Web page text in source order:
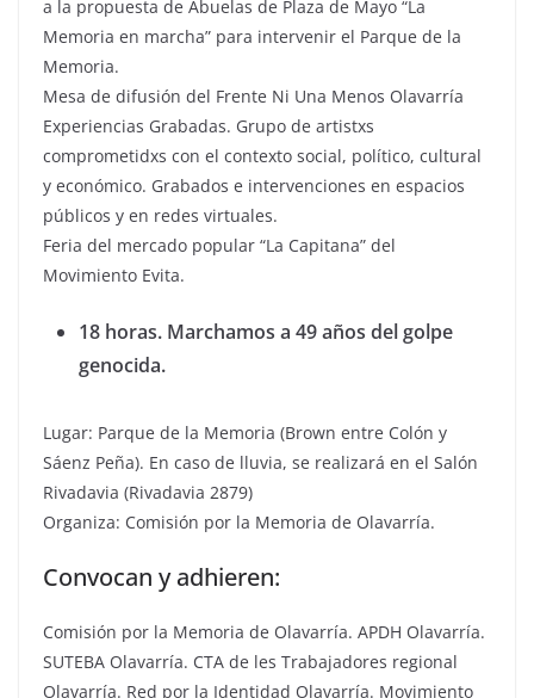
a la propuesta de Abuelas de Plaza de Mayo “La
Memoria en marcha” para intervenir el Parque de la
Memoria.
Mesa de difusión del Frente Ni Una Menos Olavarría
Experiencias Grabadas. Grupo de artistxs
comprometidxs con el contexto social, político, cultural
y económico. Grabados e intervenciones en espacios
públicos y en redes virtuales.
Feria del mercado popular “La Capitana” del
Movimiento Evita.
18 horas. Marchamos a 49 años del golpe
genocida.
Lugar: Parque de la Memoria (Brown entre Colón y
Sáenz Peña). En caso de lluvia, se realizará en el Salón
Rivadavia (Rivadavia 2879)
Organiza: Comisión por la Memoria de Olavarría.
Convocan y adhieren:
Comisión por la Memoria de Olavarría. APDH Olavarría.
SUTEBA Olavarría. CTA de les Trabajadores regional
Olavarría. Red por la Identidad Olavarría. Movimiento